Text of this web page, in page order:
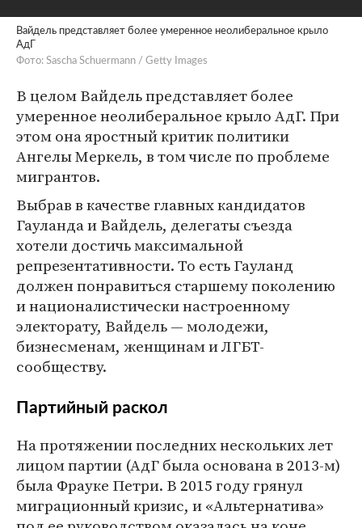
Вайдель представляет более умеренное неолиберальное крыло
АдГ
Фото: Sascha Schuermann / Getty Images
В целом Вайдель представляет более
умеренное неолиберальное крыло АдГ. При
этом она яростный критик политики
Ангелы Меркель, в том числе по проблеме
мигрантов.
Выбрав в качестве главных кандидатов
Гауланда и Вайдель, делегаты съезда
хотели достичь максимальной
репрезентативности. То есть Гауланд
должен понравиться старшему поколению
и националистически настроенному
электорату, Вайдель — молодежи,
бизнесменам, женщинам и ЛГБТ-
сообществу.
Партийный раскол
На протяжении последних нескольких лет
лицом партии (АдГ была основана в 2013-м)
была Фрауке Петри. В 2015 году грянул
миграционный кризис, и «Альтернатива»